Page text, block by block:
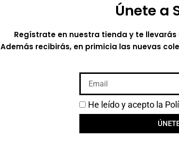
Únete a
Regístrate en nuestra tienda y te
Además recibirás, en primicia las nuevas
He leído y acepto la